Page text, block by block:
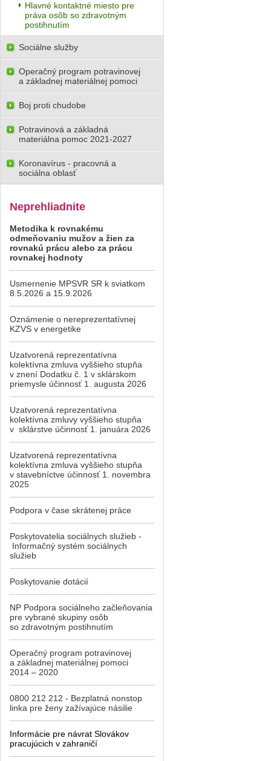
Hlavné kontaktné miesto pre
práva osôb so zdravotným
postihnutím
Sociálne služby
Operačný program potravinovej
a základnej materiálnej pomoci
Boj proti chudobe
Potravinová a základná
materiálna pomoc 2021-2027
Koronavírus - pracovná a
sociálna oblasť
Neprehliadnite
Metodika k rovnakému
odmeňovaniu mužov a žien za
rovnakú prácu alebo za prácu
rovnakej hodnoty
Usmernenie MPSVR SR k sviatkom
8.5.2026 a 15.9.2026
Oznámenie o nereprezentatívnej
KZVS v energetike
Uzatvorená reprezentatívna
kolektívna zmluva vyššieho stupňa
v znení Dodatku č. 1 v sklárskom
priemysle účinnosť 1. augusta 2026
Uzatvorená reprezentatívna
kolektívna zmluvy vyššieho stupňa
v sklárstve účinnosť 1. januára 2026
Uzatvorená reprezentatívna
kolektívna zmluva vyššieho stupňa
v stavebníctve účinnosť 1. novembra
2025
Podpora v čase skrátenej práce
Poskytovatelia sociálnych služieb -
Informačný systém sociálnych
služieb
Poskytovanie dotácií
NP Podpora sociálneho začleňovania
pre vybrané skupiny osôb
so zdravotným postihnutím
Operačný program potravinovej
a základnej materiálnej pomoci
2014 – 2020
0800 212 212 - Bezplatná nonstop
linka pre ženy zažívajúce násilie
Informácie pre návrat Slovákov
pracujúcich v zahraničí